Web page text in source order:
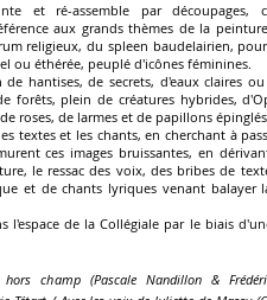
et ré-assemble par découpages,
aux grands thèmes de la
religieux, du spleen baudelairien,
ou éthérée, peuplé d'icônes féminines.
hantises, de secrets, d'eaux claires
forêts, plein de créatures hybrides,
roses, de larmes et de papillons
textes et les chants, en cherchant à
ces images bruissantes, en
le ressac des voix, des bribes de
et de chants lyriques venant balayer
l'espace de la Collégiale par le biais
champ (Pascale Nandillon &